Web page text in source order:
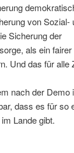
von Sozial-
Sicherung der
als ein fairer
Und das für alle
nach der Demo
dass es für so
Lande gibt.